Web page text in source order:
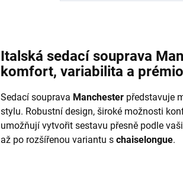
Italská sedací souprava
komfort, variabilita a
Sedací souprava Manchester představuje
stylu. Robustní design, široké možnosti
umožňují vytvořit sestavu přesně podle
až po rozšířenou variantu s chaiselongue.